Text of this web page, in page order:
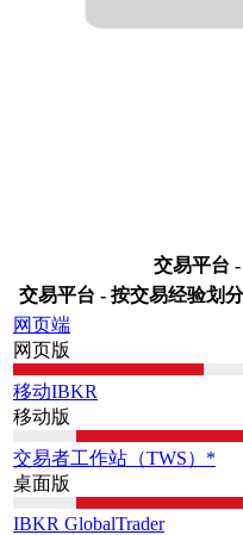
交易平台
交易平台 - 按交易经验划分
网页端
网页版
移动IBKR
移动版
交易者工作站（TWS）*
桌面版
IBKR GlobalTrader